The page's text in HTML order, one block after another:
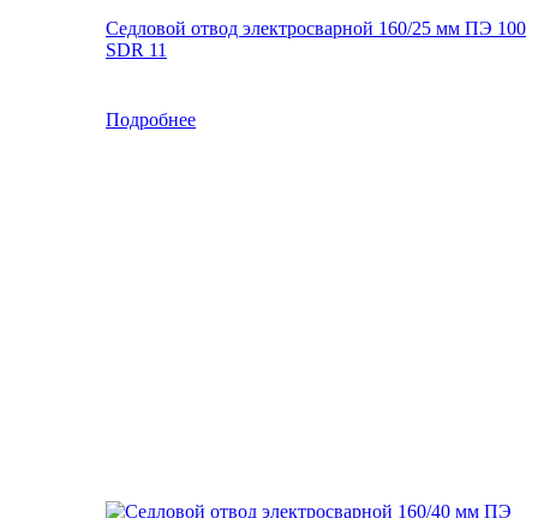
Седловой отвод электросварной 160/25 мм ПЭ 100
SDR 11
Подробнее